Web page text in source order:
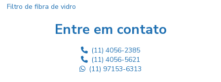
Filtro de fibra de vidro
Filtro hepa ar condicionado
Entre em contato
(11) 4056-2385
(11) 4056-5621
(11) 97153-6313